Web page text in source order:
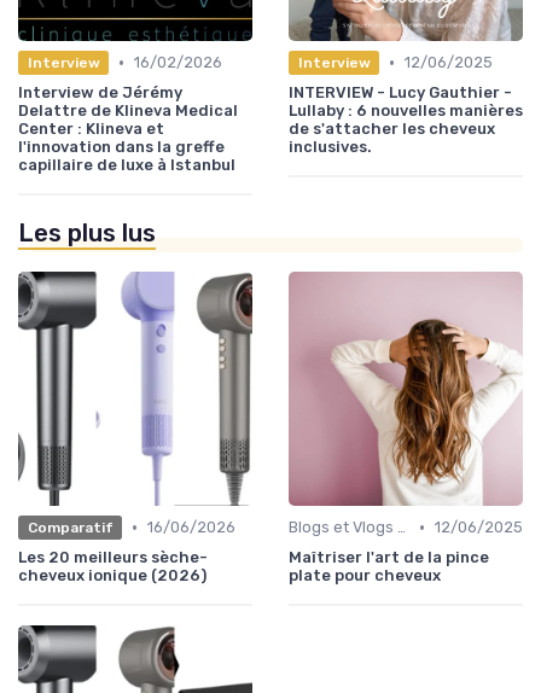
Interview • 16/02/2026
Interview de Jérémy
Delattre de Klineva Medical
Center : Klineva et
l'innovation dans la greffe
capillaire de luxe à Istanbul
Interview • 12/06/2025
INTERVIEW - Lucy Gauthier -
Lullaby : 6 nouvelles manières
de s'attacher les cheveux
inclusives.
Les plus lus
Comparatif • 16/06/2026
Les 20 meilleurs sèche-
cheveux ionique (2026)
Blogs et Vlogs de Coiffure • 12/06/2025
Maîtriser l'art de la pince
plate pour cheveux